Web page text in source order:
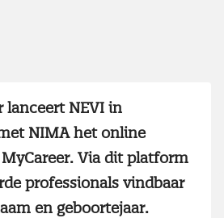
lanceert NEVI in
NIMA het online
Via dit platform
professionals vindbaar
en geboortejaar.